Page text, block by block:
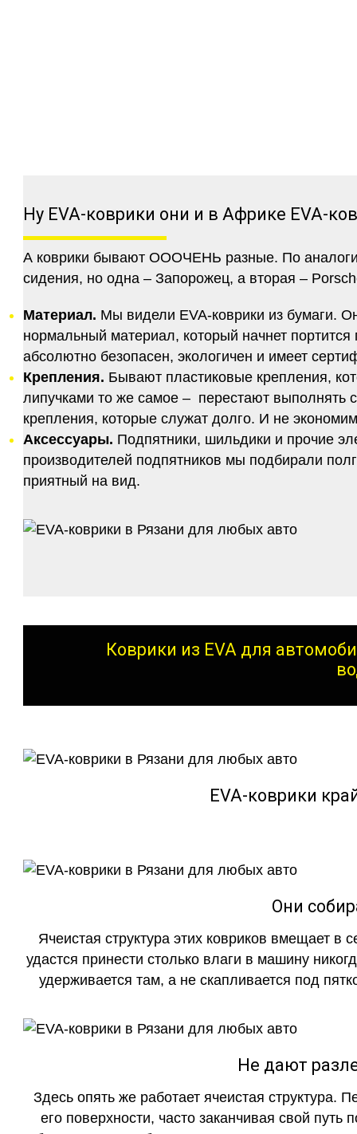
Ну EVA-коврики они и в Африке EVA-
А коврики бывают ОООЧЕНЬ разные. По
сидения, но одна – Запорожец, а вторая –
Материал. Мы видели EVA-коврики из бумаги.
нормальный материал, который начнет
абсолютно безопасен, экологичен и имеет
Крепления. Бывают пластиковые крепления,
липучками то же самое – перестают
крепления, которые служат долго. И не
Аксессуары. Подпятники, шильдики и прочие
производителей подпятников мы подбирали
приятный на вид.
Коврики из EVA для
EVA-коврики
Они
Ячеистая структура этих ковриков вмещает в
удастся принести столько влаги в машину
удерживается там, а не скапливается под
Не дают
Здесь опять же работает ячеистая структура.
его поверхности, часто заканчивая свой